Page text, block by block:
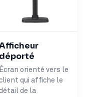
déporté
Écran orienté vers le
qui affiche le
de la